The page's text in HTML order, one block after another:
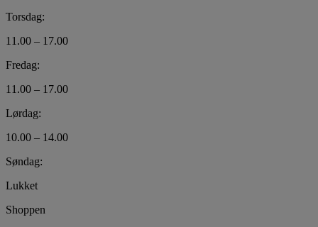
Torsdag:
11.00 – 17.00
Fredag:
11.00 – 17.00
Lørdag:
10.00 – 14.00
Søndag:
Lukket
Shoppen